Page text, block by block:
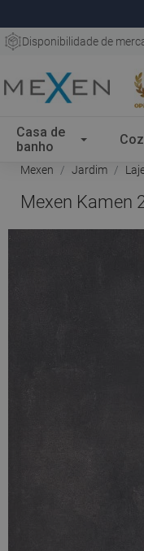
Disponibilidade de
Casa de
banho
Mexen Jardim
Mexen Kamen